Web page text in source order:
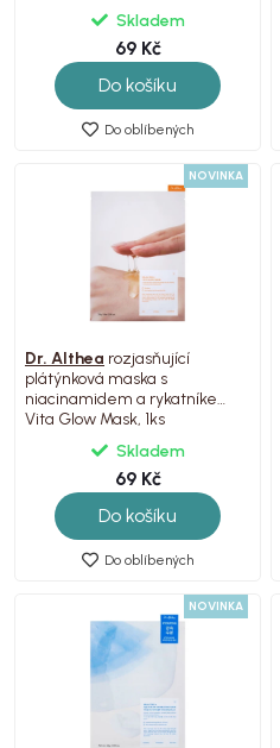
Skladem
69 Kč
Do košíku
Do oblíbených
NOVINKA
Dr. Althea rozjasňující
plátýnková maska s
niacinamidem a rykatníkem,
Vita Glow Mask, 1ks
Skladem
69 Kč
Do košíku
Do oblíbených
NOVINKA